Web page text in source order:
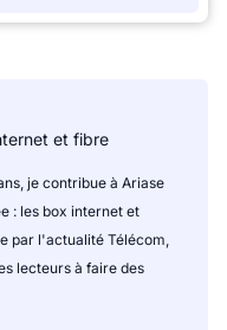
et fibre
je contribue à Ariase
: les box internet et
par l'actualité Télécom,
lecteurs à faire des